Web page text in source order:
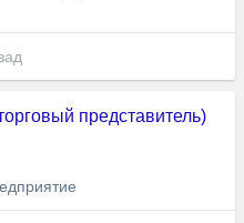
представитель)